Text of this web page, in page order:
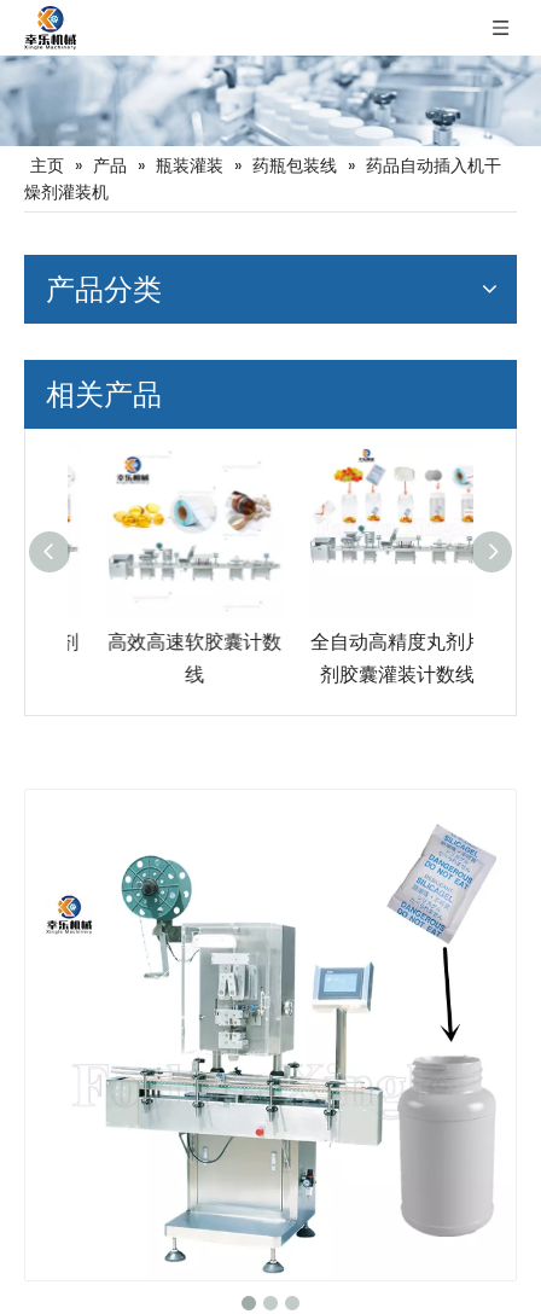
主页 » 产品 » 瓶装灌装 » 药瓶包装线 » 药品自动插入机干
燥剂灌装机
产品分类
相关产品
高效高速软胶囊计数
全自动高精度丸剂片
剂胶囊灌装计数线